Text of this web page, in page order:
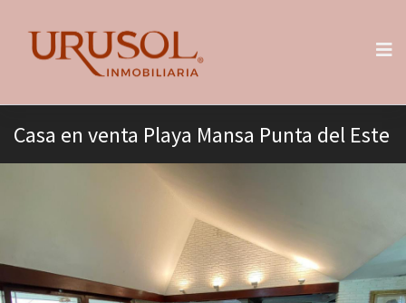
Casa en venta Playa Mansa Punta del Este